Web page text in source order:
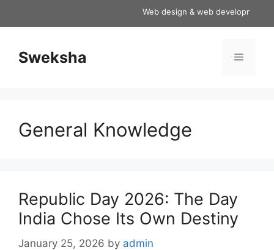
Web design & web development
Sweksha Menu
General Knowledge
Republic Day 2026: The Day
India Chose Its Own Destiny
January 25, 2026 by admin